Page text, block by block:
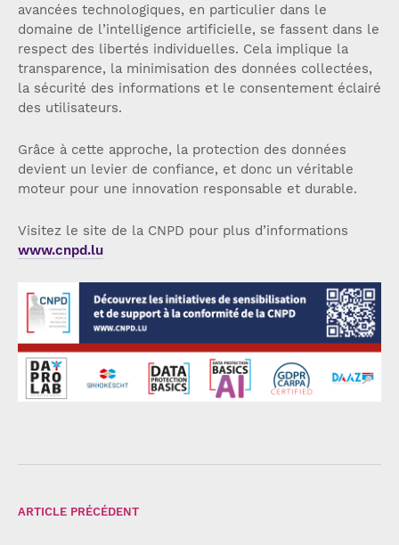
avancées technologiques, en particulier dans le
domaine de l’intelligence artificielle, se fassent dans le
respect des libertés individuelles. Cela implique la
transparence, la minimisation des données collectées,
la sécurité des informations et le consentement éclairé
des utilisateurs.
Grâce à cette approche, la protection des données
devient un levier de confiance, et donc un véritable
moteur pour une innovation responsable et durable.
Visitez le site de la CNPD pour plus d’informations
www.cnpd.lu
ARTICLE PRÉCÉDENT